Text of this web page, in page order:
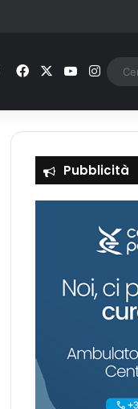
Facebook You Tube
Pubblicità